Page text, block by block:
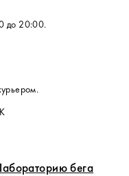
бега
до 20:00.